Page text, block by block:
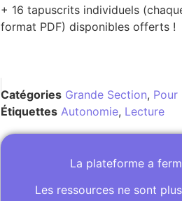
+ 16 tapuscrits individuels
format PDF) disponibles offerts !
Catégories Grande Section, Pour
Étiquettes Autonomie, Lecture
La plateforme a
Les ressources ne sont